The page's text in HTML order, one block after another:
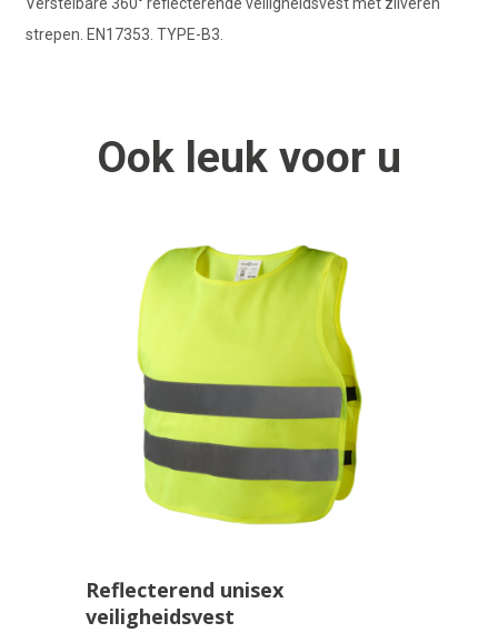
Verstelbare 360° reflecterende veiligheidsvest met zilveren
strepen. EN17353. TYPE-B3.
Ook leuk voor u
Reflecterend unisex
veiligheidsvest